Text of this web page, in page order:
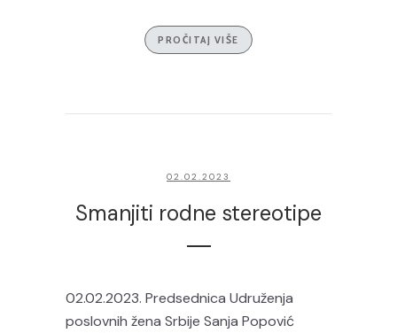
PROČITAJ VIŠE
02.02.2023
Smanjiti rodne stereotipe
02.02.2023. Predsednica Udruženja
poslovnih žena Srbije Sanja Popović